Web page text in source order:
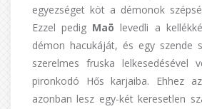
egyezséget köt a démonok
Ezzel pedig Maō levedli a
démon hacukáját, és egy szende
szerelmes fruska lelkesedésével
pironkodó Hős karjaiba. Ehhez
azonban lesz egy-két keresetlen